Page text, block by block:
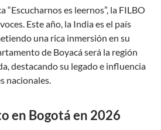
es leernos”, la FILBO
Este año, la India es el país
una rica inmersión en su
de Boyacá será la región
destacando su legado e influencia
nacionales.
en Bogotá en 2026